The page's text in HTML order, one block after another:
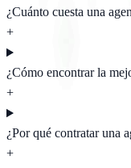
¿Cuánto cuesta una
+
¿Cómo encontrar la
+
¿Por qué contratar una
+